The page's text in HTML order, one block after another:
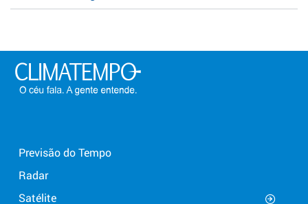
Previsão do Tempo
Radar
Satélite